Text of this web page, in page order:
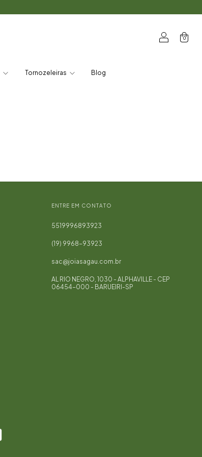
0
Tornozeleiras Blog
ENTRE EM CONTATO
5519996893923
(19) 9968-93923
sac@joiasagau.com.br
AL RIO NEGRO, 1030 - ALPHAVILLE - CEP
06454-000 - BARUEIRI-SP